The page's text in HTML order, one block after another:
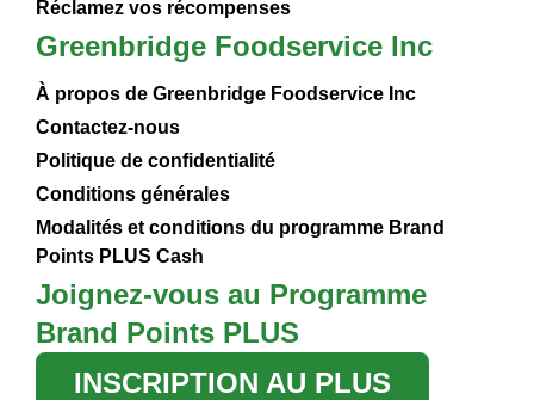
Réclamez vos récompenses
Greenbridge Foodservice Inc
À propos de Greenbridge Foodservice Inc
Contactez-nous
Politique de confidentialité
Conditions générales
Modalités et conditions du programme Brand
Points PLUS Cash
Joignez-vous au Programme
Brand Points PLUS
INSCRIPTION AU PLUS